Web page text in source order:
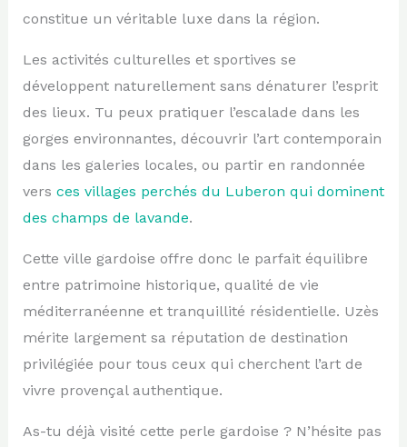
constitue un véritable luxe dans la région.
Les activités culturelles et sportives se
développent naturellement sans dénaturer l’esprit
des lieux. Tu peux pratiquer l’escalade dans les
gorges environnantes, découvrir l’art contemporain
dans les galeries locales, ou partir en randonnée
vers ces villages perchés du Luberon qui dominent
des champs de lavande.
Cette ville gardoise offre donc le parfait équilibre
entre patrimoine historique, qualité de vie
méditerranéenne et tranquillité résidentielle. Uzès
mérite largement sa réputation de destination
privilégiée pour tous ceux qui cherchent l’art de
vivre provençal authentique.
As-tu déjà visité cette perle gardoise ? N’hésite pas